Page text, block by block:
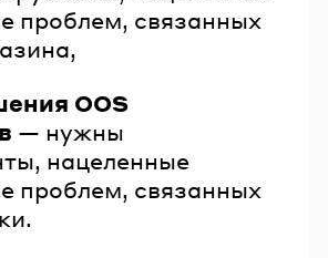
проблем, связанных
OOS
— нужны
нацеленные
проблем, связанных